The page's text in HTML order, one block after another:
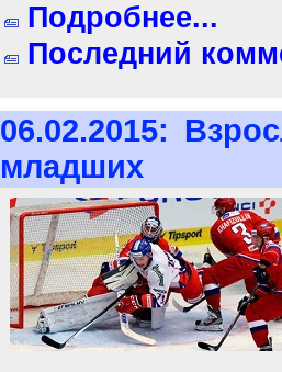
Подробнее...
Последний
06.02.2015:
младших